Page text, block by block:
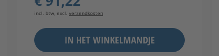
incl. btw, excl. verzendkosten
IN HET WINKELMANDJE